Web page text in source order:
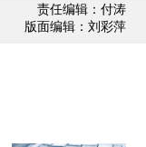
责任编辑：付涛
版面编辑：刘彩萍